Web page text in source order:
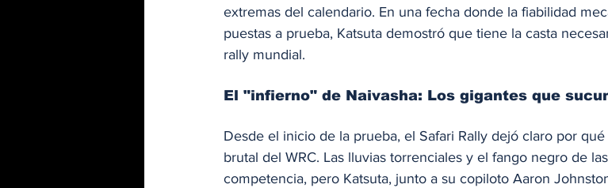
extremas del calendario. En una fecha donde la fiabilidad
puestas a prueba, Katsuta demostró que tiene la casta
rally mundial.
El "infierno" de Naivasha: Los gigantes que
Desde el inicio de la prueba, el Safari Rally dejó claro por
brutal del WRC. Las lluvias torrenciales y el fango negro de
competencia, pero Katsuta, junto a su copiloto Aaron